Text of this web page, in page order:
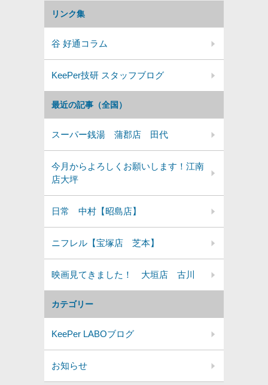
カテゴリー
KeePer LABOブログ
お知らせ
最近の記事（全国）
スーパー銭湯 蒲郡店 田代
今月からよろしくお願いします！江南
店大坪
日常 中村【昭島店】
ニフレル【宝塚店 芝本】
映画見てきました！ 大垣店 古川
リンク集
谷 好通コラム
KeePer技研 スタッフブログ